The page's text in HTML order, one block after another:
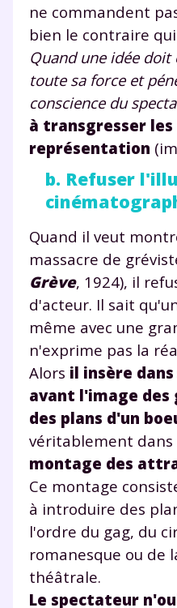
ne commandent
bien le contraire qui
Quand une idée
toute sa force et
conscience du
à transgresser
représentation
b. Refuser
Quand il veut
massacre de
Grève, 1924), il
d'acteur. Il sait
même avec une
n'exprime pas la
Alors il insère
avant l'image
des plans d'un
véritablement
montage des
Ce montage
à introduire des
l'ordre du gag, du
romanesque ou de
théâtrale.
Le spectateur